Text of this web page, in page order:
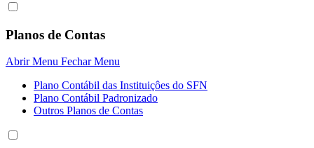
Planos de Contas
Abrir Menu Fechar Menu
Plano Contábil das Instituiçôes do SFN
Plano Contábil Padronizado
Outros Planos de Contas